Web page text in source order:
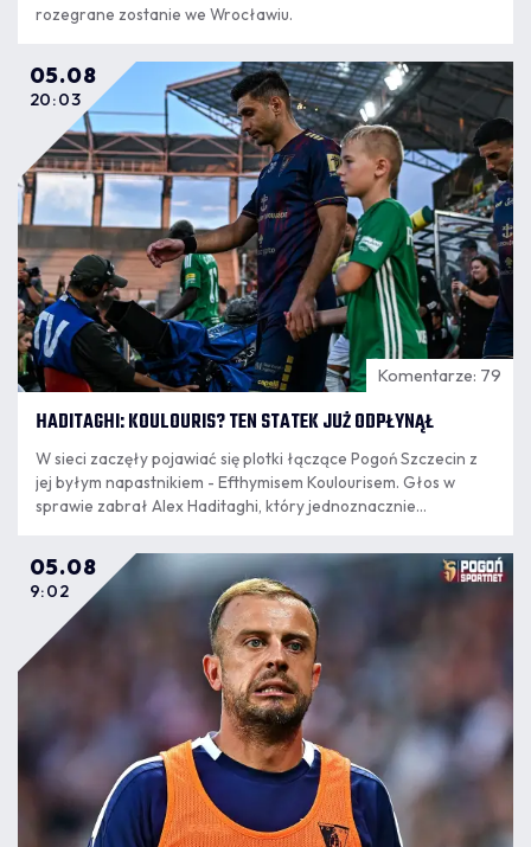
rozegrane zostanie we Wrocławiu.
05.08
20:03
Komentarze: 79
HADITAGHI: KOULOURIS? TEN STATEK JUŻ ODPŁYNĄŁ
W sieci zaczęły pojawiać się plotki łączące Pogoń Szczecin z
jej byłym napastnikiem - Efthymisem Koulourisem. Głos w
sprawie zabrał Alex Haditaghi, który jednoznacznie
05.08
9:02